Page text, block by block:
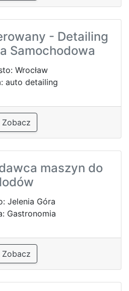
- Detailing
Samochodowa
Wrocław
auto detailing
Zobacz
maszyn do
lodów
Jelenia Góra
Gastronomia
Zobacz